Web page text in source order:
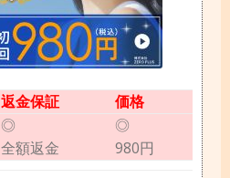
返金保証
価格
◎
全額返金
◎
980円